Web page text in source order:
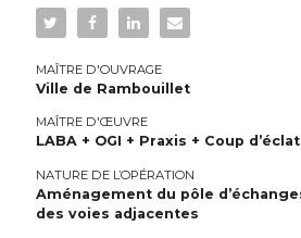
MAÎTRE D'OUVRAGE
Ville de Rambouillet
MAÎTRE D'ŒUVRE
LABA + OGI + Praxis + Coup d’éclat
NATURE DE L’OPÉRATION
Aménagement du pôle
des voies adjacentes